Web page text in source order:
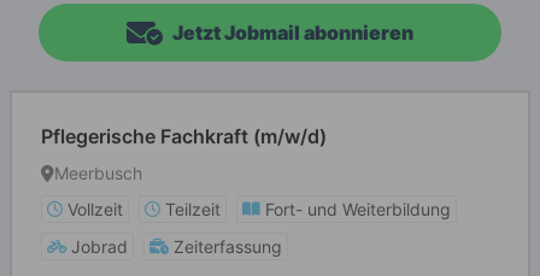
Jetzt Jobmail abonnieren
Pflegerische Fachkraft (m/w/d)
Meerbusch
Vollzeit
Teilzeit
Fort- und Weiterbildung
Jobrad
Zeiterfassung